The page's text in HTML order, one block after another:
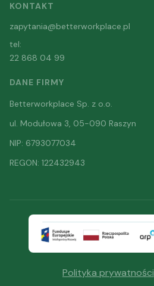
KONTAKT
zapytania@betterworkplace.pl
tel:
22 868 04 99
DANE FIRMY
Betterworkplace Sp. z o.o.
ul. Modułowa 3, 05-090 Raszyn
NIP: 6793077034
REGON: 122432943
Polityka prywatności